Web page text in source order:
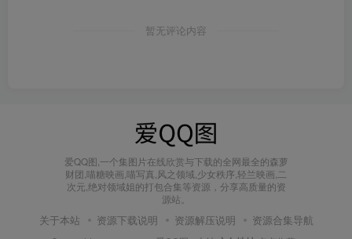
暂无评论内容
爱QQ图,一个集图片在线欣赏与下载的全网最全的森萝
财团,喵糖映画,喵写真,风之领域,少女秩序,轻兰映画,二
次元,绝对领域姐的打包合集等资源，分享高质量的资
源站。
关于本站 资源下载说明 资源解压说明 资源合集导航